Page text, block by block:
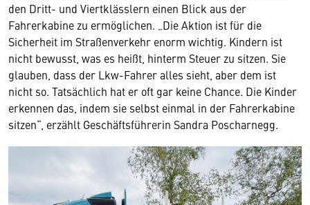
den Dritt- und Viertklässlern einen Blick aus der
Fahrerkabine zu ermöglichen. „Die Aktion ist für die
Sicherheit im Straßenverkehr enorm wichtig. Kindern ist
nicht bewusst, was es heißt, hinterm Steuer zu sitzen. Sie
glauben, dass der Lkw-Fahrer alles sieht, aber dem ist
nicht so. Tatsächlich hat er oft gar keine Chance. Die Kinder
erkennen das, indem sie selbst einmal in der Fahrerkabine
sitzen“, erzählt Geschäftsführerin Sandra Poscharnegg.